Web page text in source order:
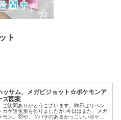
ト
ッサム、メガピジョット☆ポケモンア
ズ図案
ご訪問ありがとうございます。昨日はリベン
カゲ進化形を作りましたが↓今日はまた、メガ
モン。羽や、ツバサのあるかっこいいポケモ